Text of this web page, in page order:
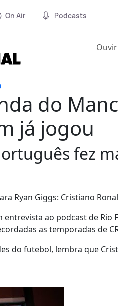
On Air Podcasts
Ouvir
do
já jogou
fez
Ryan Giggs: Cristiano
entrevista ao podcast de
as temporadas de
do futebol, lembra que